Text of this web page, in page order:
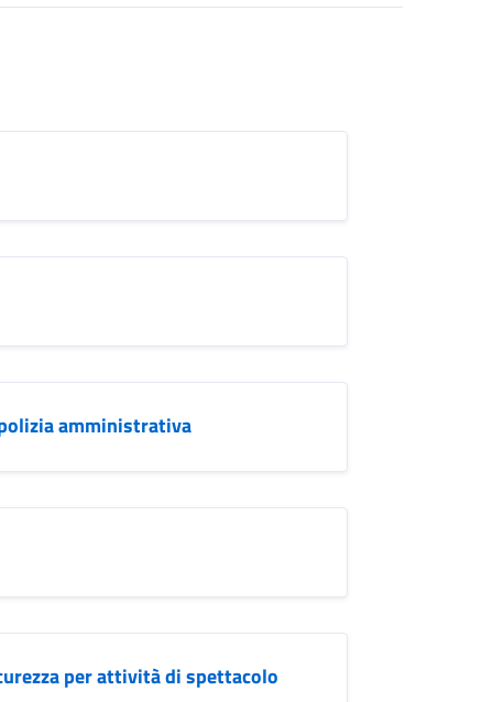
amministrativa
per attività di spettacolo